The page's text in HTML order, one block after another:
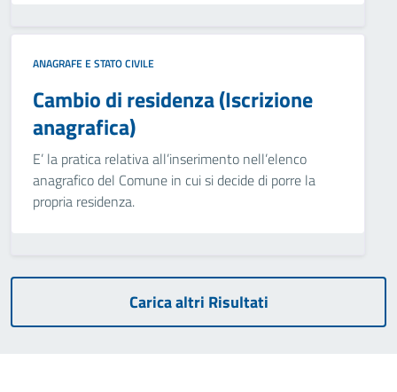
ANAGRAFE E STATO CIVILE
Cambio di residenza (Iscrizione
anagrafica)
E’ la pratica relativa all’inserimento nell’elenco
anagrafico del Comune in cui si decide di porre la
propria residenza.
Carica altri Risultati